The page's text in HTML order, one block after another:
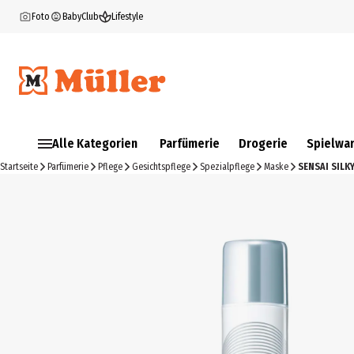
Foto BabyClub Lifestyle
Alle Kategorien Parfümerie Drogerie
Startseite Parfümerie Pflege Gesichtspflege Spezialpflege Maske SENSAI